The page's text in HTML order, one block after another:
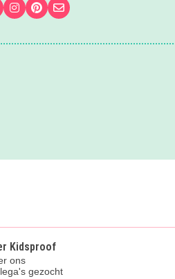
ons op Facebook
Volg ons op Instagram
Volg ons op Pinterest
Mail ons
Kidsproof
ons
gezocht